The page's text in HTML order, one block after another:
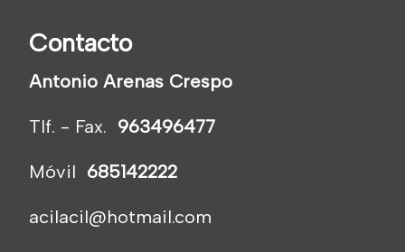
Contacto
Antonio Arenas Crespo
Tlf. - Fax. 963496477
Móvil 685142222
acilacil@hotmail.com